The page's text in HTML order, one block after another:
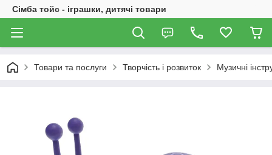
Сімба тойс - іграшки, дитячі товари
Товари та послуги Творчість і розвиток Музичні